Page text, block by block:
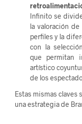
Infinito se
la valoración
perfiles y la
con la
que permitan
artístico
de los
Estas mismas claves
una estrategia de